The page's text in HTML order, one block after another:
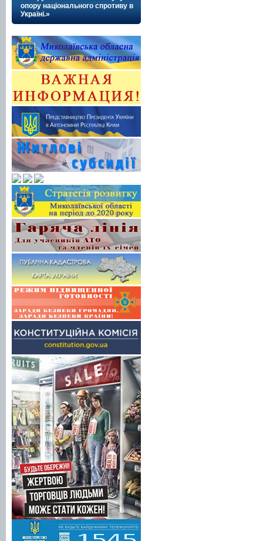
опору національного спротиву в
Україні.»